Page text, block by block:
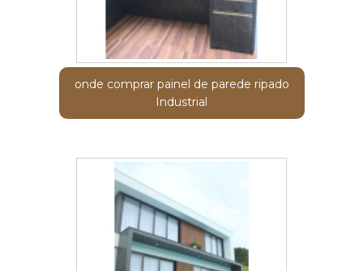
onde comprar painel de parede ripado
Industrial